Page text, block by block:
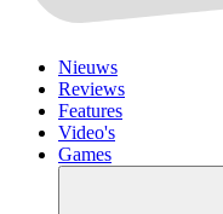
Nieuws
Reviews
Features
Video's
Games